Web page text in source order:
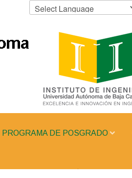
PROGRAMA DE POSGRADO